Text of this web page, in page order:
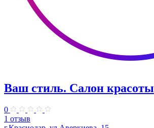
Ваш стиль. Салон красоты
0
1 отзыв